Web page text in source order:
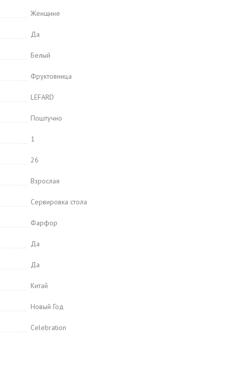
Женщине
Да
Белый
Фруктовница
LEFARD
Поштучно
1
26
Взрослая
Сервировка стола
Фарфор
Да
Да
Китай
Новый Год
Celebration